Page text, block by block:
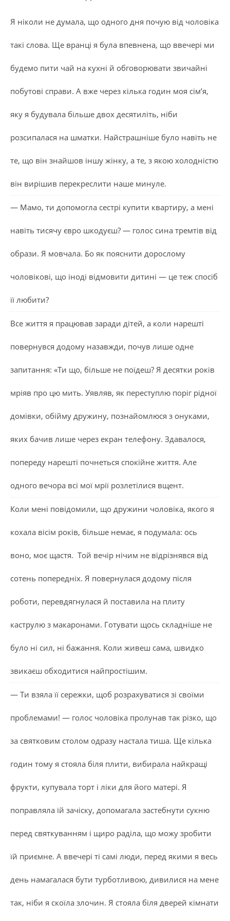
Я ніколи не думала, що одного дня почую від чоловіка
такі слова. Ще вранці я була впевнена, що ввечері ми
будемо пити чай на кухні й обговорювати звичайні
побутові справи. А вже через кілька годин моя сім’я,
яку я будувала більше двох десятиліть, ніби
розсипалася на шматки. Найстрашніше було навіть не
те, що він знайшов іншу жінку, а те, з якою холодністю
він вирішив перекреслити наше минуле.
— Мамо, ти допомогла сестрі купити квартиру, а мені
навіть тисячу євро шкодуєш? — голос сина тремтів від
образи. Я мовчала. Бо як пояснити дорослому
чоловікові, що іноді відмовити дитині — це теж спосіб
її любити?
Все життя я працював заради дітей, а коли нарешті
повернувся додому назавжди, почув лише одне
запитання: «Ти що, більше не поїдеш? Я десятки років
мріяв про цю мить. Уявляв, як переступлю поріг рідної
домівки, обійму дружину, познайомлюся з онуками,
яких бачив лише через екран телефону. Здавалося,
попереду нарешті почнеться спокійне життя. Але
одного вечора всі мої мрії розлетілися вщент.
Коли мені повідомили, що дружини чоловіка, якого я
кохала вісім років, більше немає, я подумала: ось
воно, моє щастя. Той вечір нічим не відрізнявся від
сотень попередніх. Я повернулася додому після
роботи, перевдягнулася й поставила на плиту
каструлю з макаронами. Готувати щось складніше не
було ні сил, ні бажання. Коли живеш сама, швидко
звикаєш обходитися найпростішим.
— Ти взяла її сережки, щоб розрахуватися зі своїми
проблемами! — голос чоловіка пролунав так різко, що
за святковим столом одразу настала тиша. Ще кілька
годин тому я стояла біля плити, вибирала найкращі
фрукти, купувала торт і ліки для його матері. Я
поправляла їй зачіску, допомагала застебнути сукню
перед святкуванням і щиро раділа, що можу зробити
їй приємне. А ввечері ті самі люди, перед якими я весь
день намагалася бути турботливою, дивилися на мене
так, ніби я скоїла злочин. Я стояла біля дверей кімнати